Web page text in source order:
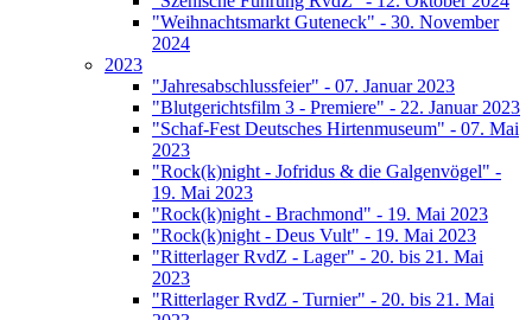
"Weihnachtsmarkt Guteneck" - 30. November
2024
2023
"Jahresabschlussfeier" - 07. Januar 2023
"Blutgerichtsfilm 3 - Premiere" - 22. Januar 2023
"Schaf-Fest Deutsches Hirtenmuseum" - 07. Mai
2023
"Rock(k)night - Jofridus & die Galgenvögel" -
19. Mai 2023
"Rock(k)night - Brachmond" - 19. Mai 2023
"Rock(k)night - Deus Vult" - 19. Mai 2023
"Ritterlager RvdZ - Lager" - 20. bis 21. Mai
2023
"Ritterlager RvdZ - Turnier" - 20. bis 21. Mai